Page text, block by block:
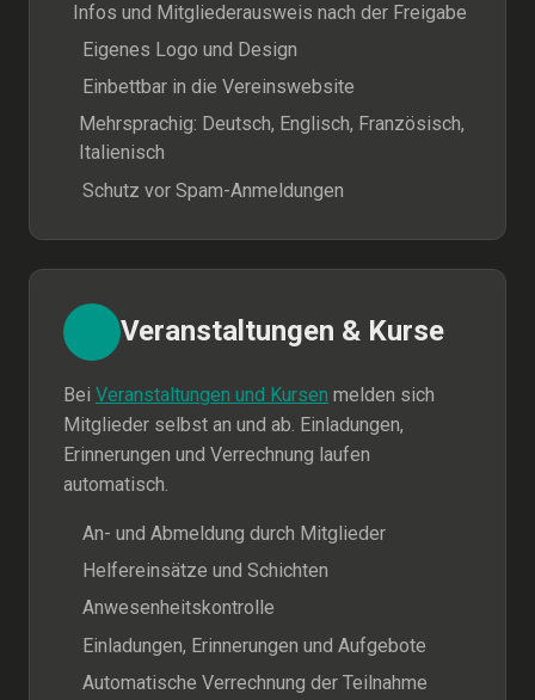
Infos und Mitgliederausweis nach der Freigabe
Eigenes Logo und Design
Einbettbar in die Vereinswebsite
Mehrsprachig: Deutsch, Englisch, Französisch,
Italienisch
Schutz vor Spam-Anmeldungen
Veranstaltungen & Kurse
Bei Veranstaltungen und Kursen melden sich
Mitglieder selbst an und ab. Einladungen,
Erinnerungen und Verrechnung laufen
automatisch.
An- und Abmeldung durch Mitglieder
Helfereinsätze und Schichten
Anwesenheitskontrolle
Einladungen, Erinnerungen und Aufgebote
Automatische Verrechnung der Teilnahme